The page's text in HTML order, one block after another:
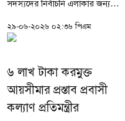
সদস্যদের নির্বাচনি এলাকার জন্য
বলে জাতীয় সংসদে জানিয়েছেন
স্থানীয় সরকার, পল্লী উন্নয়ন...
২৯-০৬-২০২৬ ০২:৩৬ পিএম
৬ লাখ টাকা করমুক্ত
আয়সীমার প্রস্তাব প্রবাসী
কল্যাণ প্রতিমন্ত্রীর